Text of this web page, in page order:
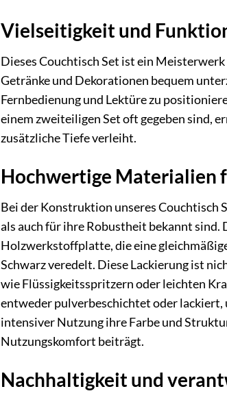
Vielseitigkeit und
Dieses Couchtisch Set ist ein
Getränke und Dekorationen bequem
Fernbedienung und Lektüre zu
einem zweiteiligen Set oft gegeben sind,
zusätzliche Tiefe verleiht.
Hochwertige Materialien
Bei der Konstruktion unseres Couchtisch
als auch für ihre Robustheit bekannt
Holzwerkstoffplatte, die eine
Schwarz veredelt. Diese Lackierung ist
wie Flüssigkeitsspritzern oder leichten
entweder pulverbeschichtet oder lackiert,
intensiver Nutzung ihre Farbe und
Nutzungskomfort beiträgt.
Nachhaltigkeit und